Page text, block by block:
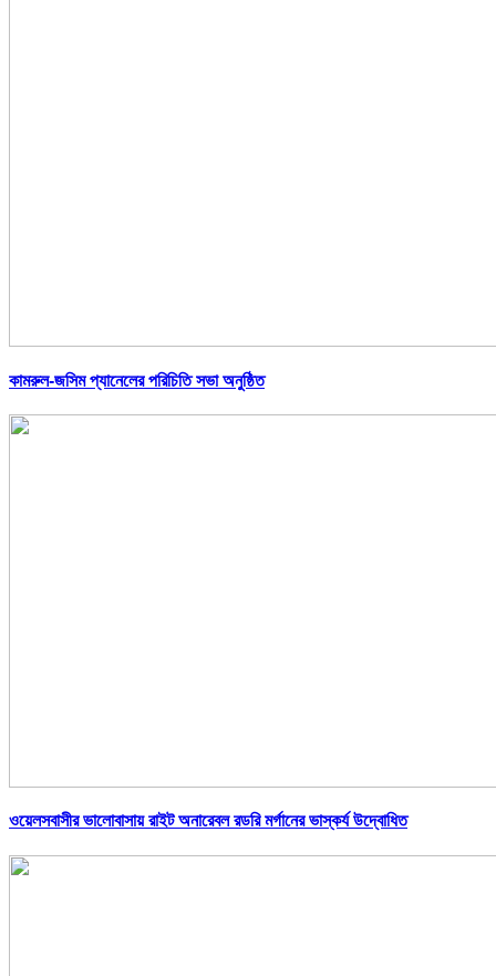
কামরুল-জসিম প্যানেলের পরিচিতি সভা অনুষ্ঠিত
ওয়েলসবাসীর ভালোবাসায় রাইট অনারেবল রডরি মর্গানের ভাস্কর্য উদ্বোধিত